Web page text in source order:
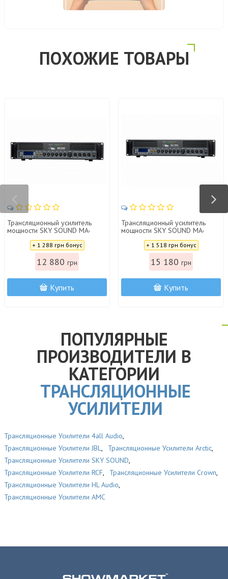
ПОХОЖИЕ ТОВАРЫ
Трансляционный усилитель
мощности SKY SOUND MA-
6504Z (350W)
+ 1 288 грн бонус
12 880 грн
Купить
Трансляционный усилитель
мощности SKY SOUND MA-
7504Z (500W)
+ 1 518 грн бонус
15 180 грн
Купить
ПОПУЛЯРНЫЕ
ПРОИЗВОДИТЕЛИ В
КАТЕГОРИИ
ТРАНСЛЯЦИОННЫЕ
УСИЛИТЕЛИ
Трансляционные Усилители 4all Audio,
Трансляционные Усилители JBL, Трансляционные Усилители Arctic,
Трансляционные Усилители SKY SOUND,
Трансляционные Усилители RCF, Трансляционные Усилители Crown,
Трансляционные Усилители HL Audio,
Трансляционные Усилители AMC